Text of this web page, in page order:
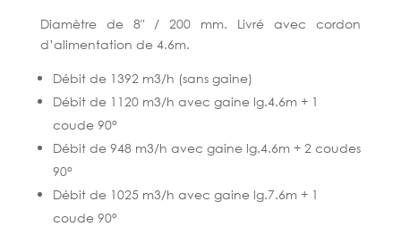
Diamètre de 8″ / 200 mm. Livré avec cordon
d’alimentation de 4.6m.
Débit de 1392 m3/h (sans gaine)
Débit de 1120 m3/h avec gaine lg.4.6m + 1
coude 90°
Débit de 948 m3/h avec gaine lg.4.6m + 2 coudes
90°
Débit de 1025 m3/h avec gaine lg.7.6m + 1
coude 90°